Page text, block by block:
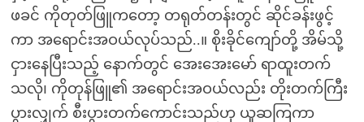
ဖခင် ကိုတုတ်ဖြူကတော့ တရုတ်တန်းတွင် ဆိုင်ခန်းဖွင့်
ကာ အရောင်းအဝယ်လုပ်သည်..။ စိုးခိုင်ကျော်တို့ အိမ်သို့
ငှားနေပြီးသည့် နောက်တွင် အေးအေးမော် ရာထူးတက်
သလို၊ ကိုတုန်ဖြူ၏ အရောင်းအဝယ်လည်း တိုးတက်ကြီး
ပွားလျှက် စီးပွားတက်ကောင်းသည်ဟု ယူဆကြကာ